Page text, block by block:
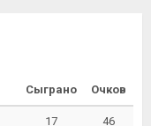
Сыграно Очков
17 46